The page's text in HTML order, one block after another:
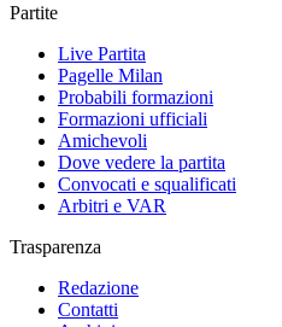
Partite
Live Partita
Pagelle Milan
Probabili formazioni
Formazioni ufficiali
Amichevoli
Dove vedere la partita
Convocati e squalificati
Arbitri e VAR
Trasparenza
Redazione
Contatti